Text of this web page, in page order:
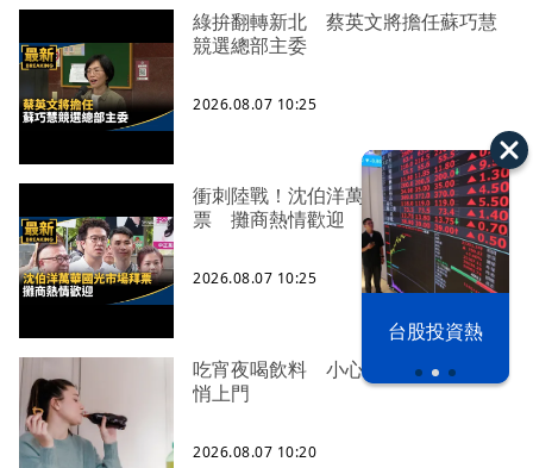
台股投資熱
綠拚翻轉新北 蔡英文將擔任蘇巧慧
競選總部主委
2026.08.07 10:25
衝刺陸戰！沈伯洋萬華國光市場拜
票 攤商熱情歡迎
2026.08.07 10:25
吃宵夜喝飲料 小心「代謝症候群」
悄上門
2026.08.07 10:20